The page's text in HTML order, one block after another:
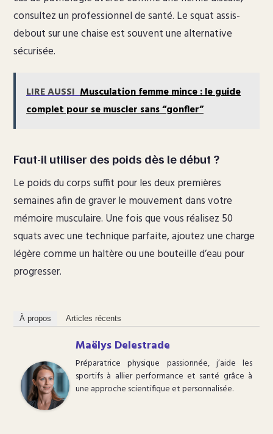
consultez un professionnel de santé. Le squat assis-
debout sur une chaise est souvent une alternative
sécurisée.
LIRE AUSSI Musculation femme mince : le guide
complet pour se muscler sans “gonfler”
Faut-il utiliser des poids dès le début ?
Le poids du corps suffit pour les deux premières
semaines afin de graver le mouvement dans votre
mémoire musculaire. Une fois que vous réalisez 50
squats avec une technique parfaite, ajoutez une charge
légère comme un haltère ou une bouteille d’eau pour
progresser.
À propos Articles récents
Maëlys Delestrade
Préparatrice physique passionnée, j’aide les
sportifs à allier performance et santé grâce à
une approche scientifique et personnalisée.